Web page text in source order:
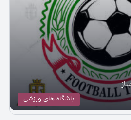
باشگاه های ورزشی